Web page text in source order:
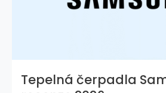
Tepelná čerpadla